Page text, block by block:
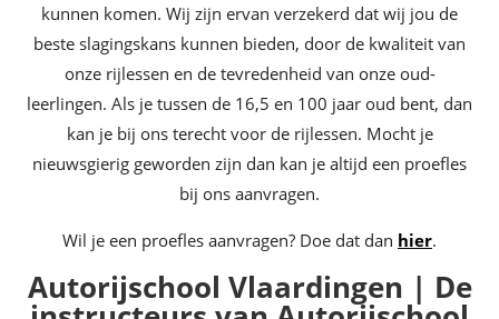
kunnen komen. Wij zijn ervan verzekerd dat wij jou de
beste slagingskans kunnen bieden, door de kwaliteit van
onze rijlessen en de tevredenheid van onze oud-
leerlingen. Als je tussen de 16,5 en 100 jaar oud bent, dan
kan je bij ons terecht voor de rijlessen. Mocht je
nieuwsgierig geworden zijn dan kan je altijd een proefles
bij ons aanvragen.
Wil je een proefles aanvragen? Doe dat dan hier.
Autorijschool Vlaardingen | De